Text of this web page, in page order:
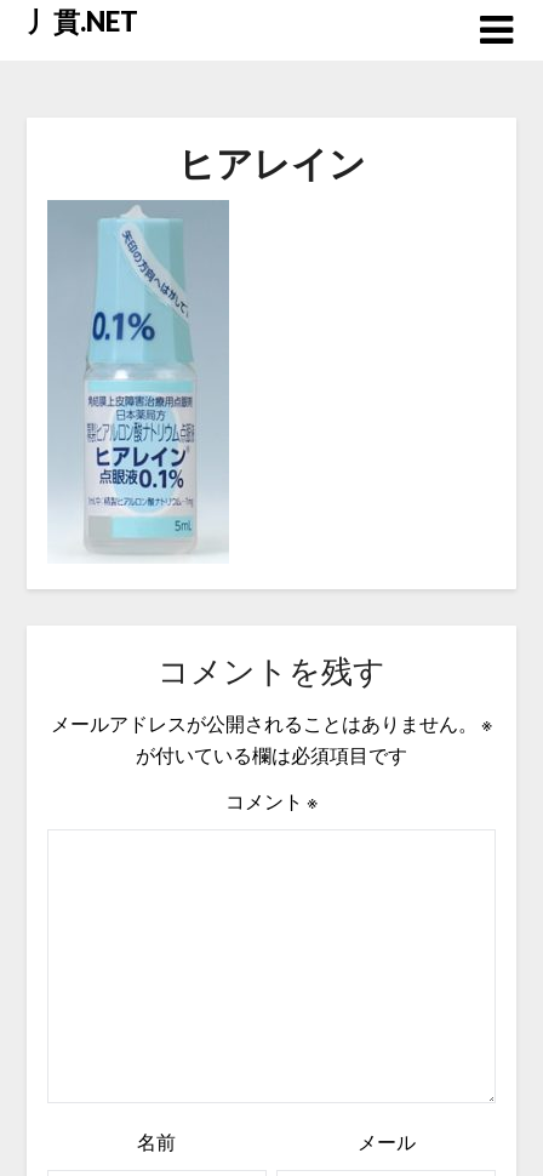
Skip丿貫.NET
ヒアレイン
コメントを残す
メールアドレスが公開されることはありません。
※
が付いている欄は必須項目です
コメント ※
名前 メール